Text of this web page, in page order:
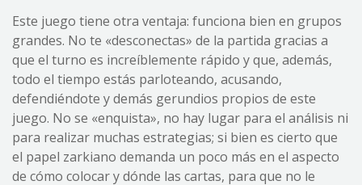
Este juego tiene otra ventaja: funciona bien en grupos
grandes. No te «desconectas» de la partida gracias a
que el turno es increíblemente rápido y que, además,
todo el tiempo estás parloteando, acusando,
defendiéndote y demás gerundios propios de este
juego. No se «enquista», no hay lugar para el análisis ni
para realizar muchas estrategias; si bien es cierto que
el papel zarkiano demanda un poco más en el aspecto
de cómo colocar y dónde las cartas, para que no le